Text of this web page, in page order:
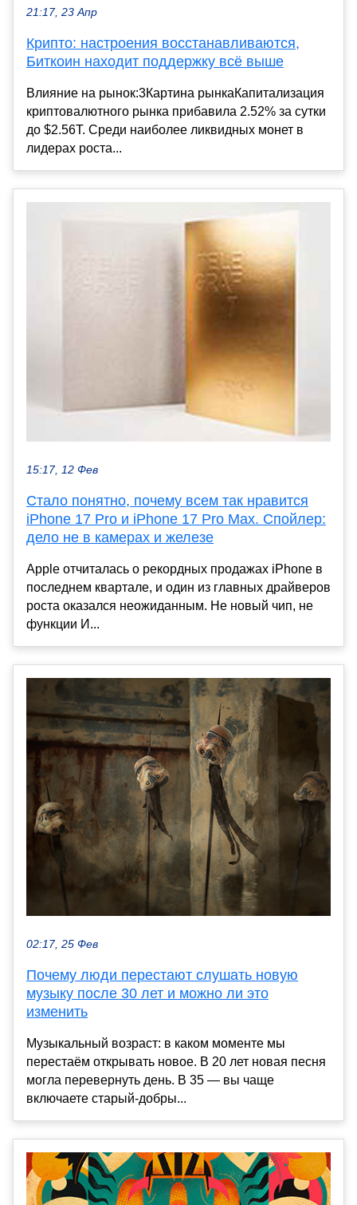
21:17, 23 Апр
Крипто: настроения восстанавливаются,
Биткоин находит поддержку всё выше
Влияние на рынок:3Картина рынкаКапитализация
криптовалютного рынка прибавила 2.52% за сутки
до $2.56T. Среди наиболее ликвидных монет в
лидерах роста...
15:17, 12 Фев
Стало понятно, почему всем так нравится
iPhone 17 Pro и iPhone 17 Pro Max. Спойлер:
дело не в камерах и железе
Apple отчиталась о рекордных продажах iPhone в
последнем квартале, и один из главных драйверов
роста оказался неожиданным. Не новый чип, не
функции И...
02:17, 25 Фев
Почему люди перестают слушать новую
музыку после 30 лет и можно ли это
изменить
Музыкальный возраст: в каком моменте мы
перестаём открывать новое. В 20 лет новая песня
могла перевернуть день. В 35 — вы чаще
включаете старый-добры...